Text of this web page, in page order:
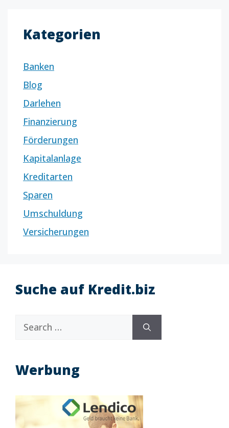
Kategorien
Banken
Blog
Darlehen
Finanzierung
Förderungen
Kapitalanlage
Kreditarten
Sparen
Umschuldung
Versicherungen
Suche auf Kredit.biz
Search
for:
Werbung